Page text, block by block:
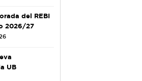
del REBI
2026/27
UB